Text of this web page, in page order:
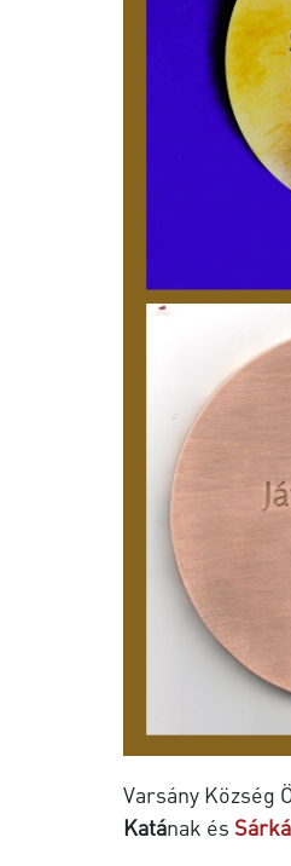
Varsány Község
Katának és